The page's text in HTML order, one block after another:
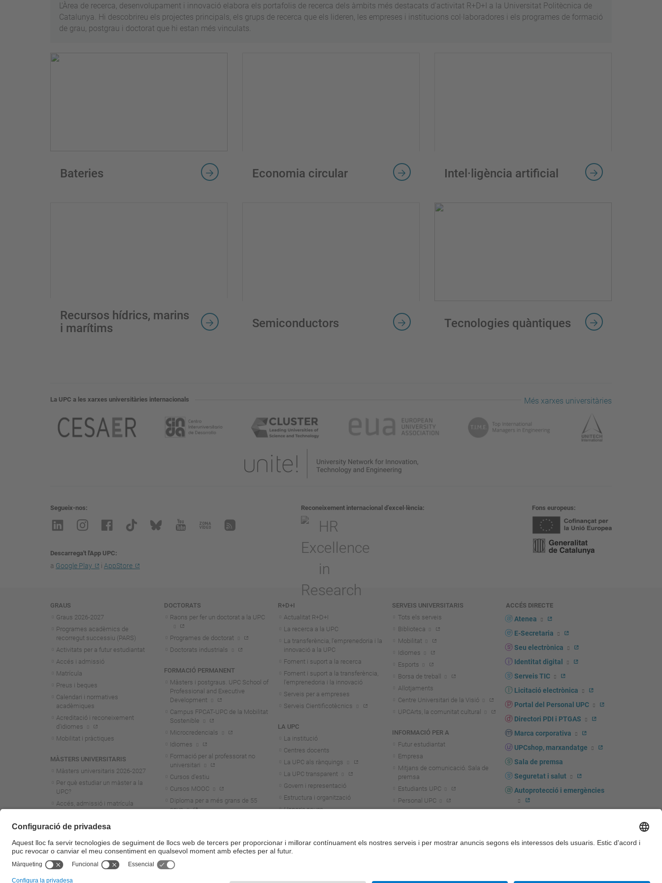
L'Àrea de recerca, desenvolupament i innovació elabora els portafolis de recerca dels àmbits més destacats d'activitat R+D+I a la Universitat Politècnica de
Catalunya. Hi descobrireu els projectes principals, els grups de recerca que els lideren, les empreses i institucions col·laboradores i els programes de formació
de grau, postgrau i doctorat que hi estan més vinculats.
Bateries Economia circular Intel·ligència artificial
Recursos hídrics, marins
i marítims
Semiconductors Tecnologies quàntiques
La UPC a les xarxes universitàries internacionals Més xarxes universitàries
Segueix-nos
Descarrega't l'App UPC
a Google Play i AppStore
Reconeixement internacional d’excel·lència Fons europeus
Navegació
GRAUS
Graus 2026-2027
Programes acadèmics de
recorregut successiu (PARS)
Activitats per a futur estudiantat
Accés i admissió
Matrícula
Preus i beques
Calendari i normatives
acadèmiques
Acreditació i reconeixement
d'idiomes
Mobilitat i pràctiques
MÀSTERS UNIVERSITARIS
Màsters universitaris 2026-2027
Per què estudiar un màster a la
UPC?
Accés, admissió i matrícula
Calendari i normatives
Acreditació i reconeixement
Mobilitat i pràctiques
DOCTORATS
Raons per fer un doctorat a la UPC
Programes de doctorat
Doctorats industrials
FORMACIÓ PERMANENT
Màsters i postgraus. UPC School of
Professional and Executive
Development
Campus FPCAT-UPC de la Mobilitat
Sostenible
Microcredencials
Idiomes
Formació per al professorat no
universitari
Cursos d'estiu
Cursos MOOC
Diploma per a més grans de 55
anys
R+D+I
Actualitat R+D+I
La recerca a la UPC
La transferència, l'emprenedoria i la
innovació a la UPC
Foment i suport a la recerca
Foment i suport a la transferència,
l'emprenedoria i la innovació
Serveis per a empreses
Serveis Cientificotècnics
LA UPC
La institució
Centres docents
La UPC als rànquings
La UPC transparent
Govern i representació
Estructura i organització
Honoris causa
SERVEIS UNIVERSITARIS
Tots els serveis
Biblioteca
Mobilitat
Idiomes
Esports
Borsa de treball
Allotjaments
Centre Universitari de la Visió
UPCArts, la comunitat cultural
INFORMACIÓ PER A
Futur estudiantat
Empresa
Mitjans de comunicació. Sala de
premsa
Estudiants UPC
Personal UPC
ACCÉS DIRECTE
Atenea
E-Secretaria
Seu electrònica
Identitat digital
Serveis TIC
Licitació electrònica
Portal del Personal UPC
Directori PDI i PTGAS
Marca corporativa
UPCshop, marxandatge
Sala de premsa
Seguretat i salut
Autoprotecció i emergències